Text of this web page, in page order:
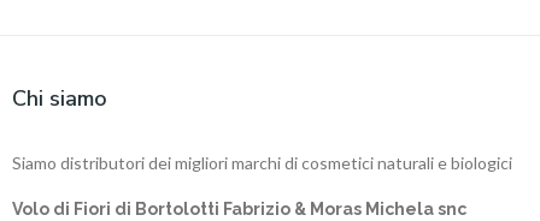
Chi siamo
Siamo distributori dei migliori marchi di cosmetici naturali e biologici
Volo di Fiori di Bortolotti Fabrizio & Moras Michela snc